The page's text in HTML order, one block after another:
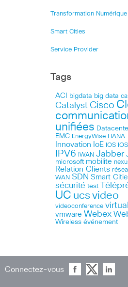
Transformation Numérique
Smart Cities
Service Provider
Tags
ACI bigdata big data
Catalyst Cisco
unifiées
EMC EnergyWise HANA
Innovation IoE IOS
IPV6 IWAN Jabber
microsoft mobilite
Relation Clients
WAN SDN Smart
sécurité test
UC ucs video
videoconference
vmware Webex
Wireless événement
Connectez-vous